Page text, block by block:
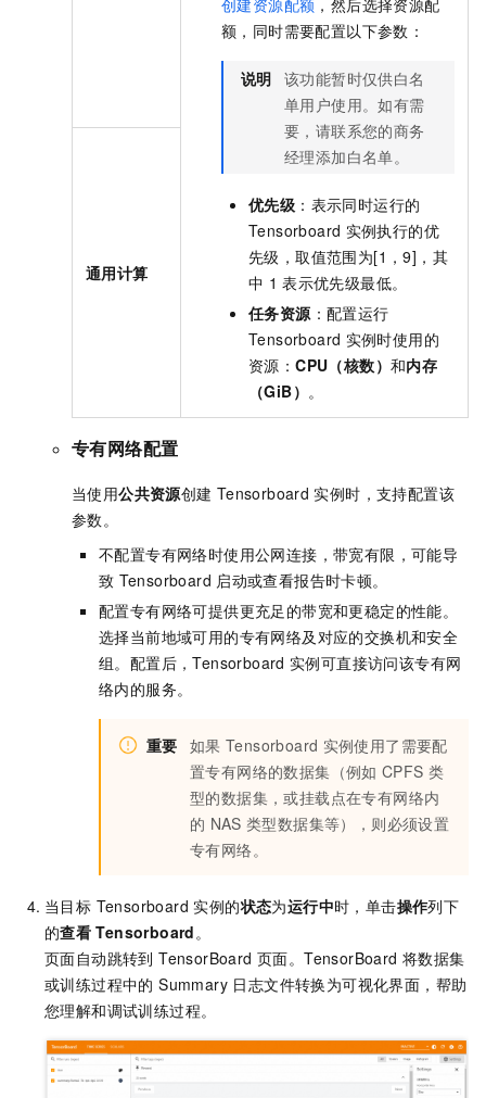
额，同时需要配置以下参数：
说明 该功能暂时仅供白名
单用户使用。如有需
要，请联系您的商务
经理添加白名单。
优先级 ：表示同时运行的
Tensorboard 实例执行的优
先级，取值范围为[1，9]，其
中 1 表示优先级最低。
任务资源 ：配置运行
Tensorboard 实例时使用的
资源：CPU（核数）和内存
（GiB） 。
通用计算
专有网络配置
当使用公共资源创建 Tensorboard 实例时，支持配置该
参数。
不配置专有网络时使用公网连接，带宽有限，可能导
致 Tensorboard 启动或查看报告时卡顿。
配置专有网络可提供更充足的带宽和更稳定的性能。
选择当前地域可用的专有网络及对应的交换机和安全
组。配置后，Tensorboard 实例可直接访问该专有网
络内的服务。
重要 如果 Tensorboard 实例使用了需要配
置专有网络的数据集（例如 CPFS 类
型的数据集，或挂载点在专有网络内
的 NAS 类型数据集等），则必须设置
专有网络。
当目标 Tensorboard 实例的状态为运行中时，单击操作列下
的查看 Tensorboard。
页面自动跳转到 TensorBoard 页面。TensorBoard 将数据集
或训练过程中的 Summary 日志文件转换为可视化界面，帮助
您理解和调试训练过程。